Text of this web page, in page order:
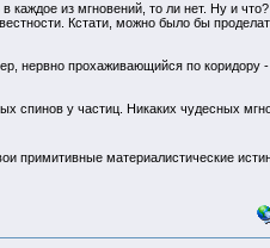
из мгновений, то ли нет. Ну и
Кстати, можно было бы
нервно прохаживающийся по коридору -
спинов у частиц. Никаких чудесных
примитивные материалистические